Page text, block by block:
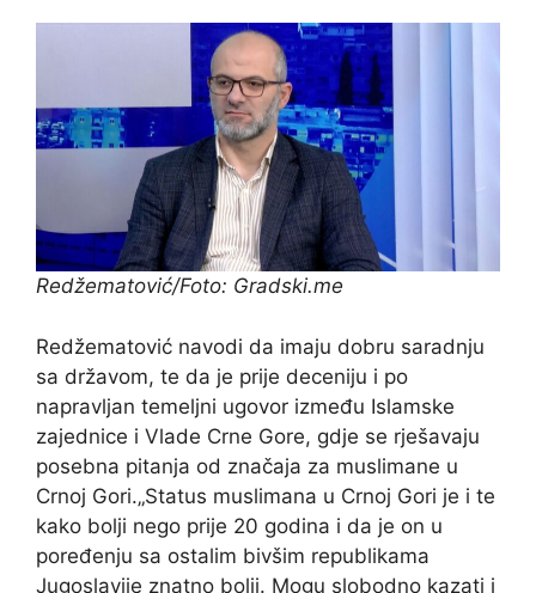
Redžematović/Foto: Gradski.me
Redžematović navodi da imaju dobru saradnju
sa državom, te da je prije deceniju i po
napravljan temeljni ugovor između Islamske
zajednice i Vlade Crne Gore, gdje se rješavaju
posebna pitanja od značaja za muslimane u
Crnoj Gori.„Status muslimana u Crnoj Gori je i te
kako bolji nego prije 20 godina i da je on u
poređenju sa ostalim bivšim republikama
Jugoslavije znatno bolji. Mogu slobodno kazati i